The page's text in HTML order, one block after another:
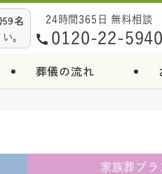
葬儀の流れ
名
。
24時間365日 無料相談
0120-22-5940
家族葬 プラ